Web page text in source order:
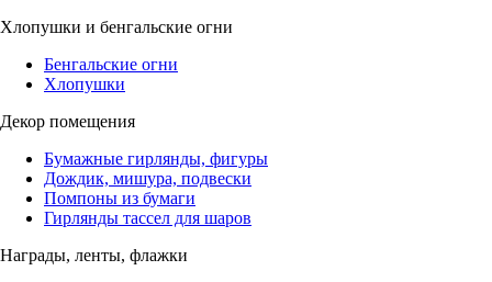
Хлопушки и бенгальские огни
Бенгальские огни
Хлопушки
Декор помещения
Бумажные гирлянды, фигуры
Дождик, мишура, подвески
Помпоны из бумаги
Гирлянды тассел для шаров
Награды, ленты, флажки